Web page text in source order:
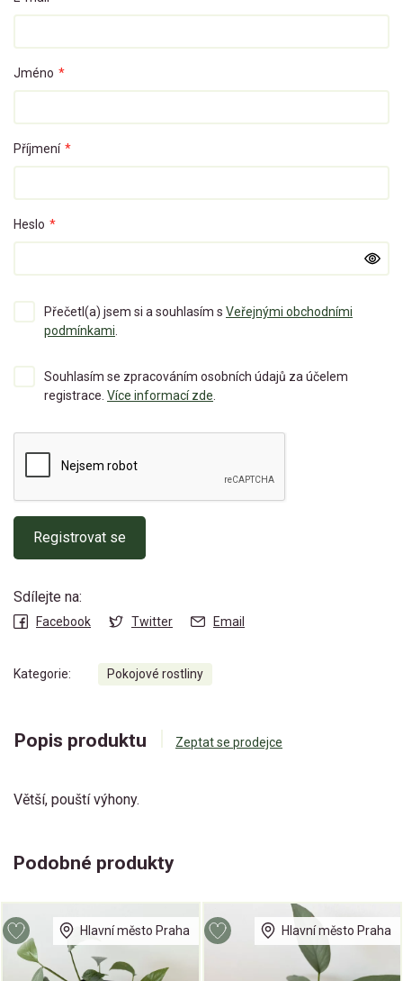
Jméno *
Příjmení *
Heslo *
Přečetl(a) jsem si a souhlasím s Veřejnými obchodními
podmínkami.
Souhlasím se zpracováním osobních údajů za účelem
registrace. Více informací zde.
Registrovat se
Sdílejte na:
Facebook Twitter Email
Kategorie: Pokojové rostliny
Popis produktu Zeptat se prodejce
Větší, pouští výhony.
Podobné produkty
Hlavní město Praha Hlavní město Praha